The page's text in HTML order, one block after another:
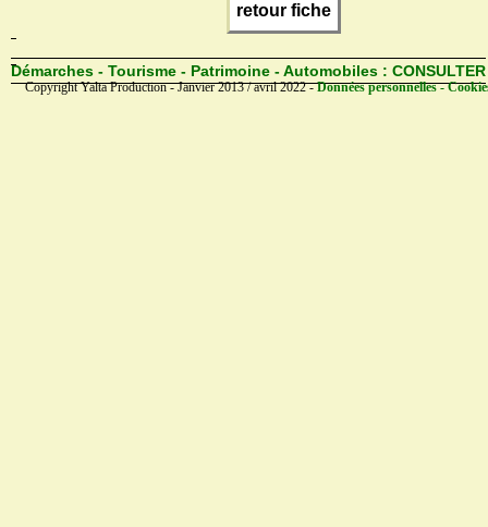
retour fiche
Démarches - Tourisme - Patrimoine - Automobiles : CONSULTER
Copyright Yalta Production - Janvier 2013 / avril 2022 -Données personnelles -